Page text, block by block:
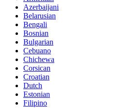
Azerbaijani
Belarusian
Bengali
Bosnian
Bulgarian
Cebuano
Chichewa
Corsican
Croatian
Dutch
Estonian
Filipino